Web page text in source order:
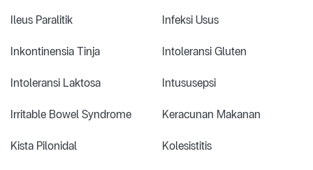
Ileus Paralitik Infeksi Usus
Inkontinensia Tinja Intoleransi Gluten
Intoleransi Laktosa Intususepsi
Irritable Bowel Syndrome Keracunan Makanan
Kista Pilonidal Kolesistitis